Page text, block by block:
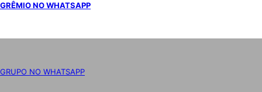
GRÊMIO NO WHATSAPP
GRUPO NO WHATSAPP